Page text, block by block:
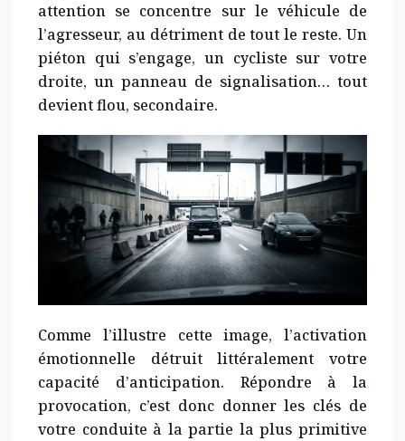
attention se concentre sur le véhicule de
l’agresseur, au détriment de tout le reste. Un
piéton qui s’engage, un cycliste sur votre
droite, un panneau de signalisation… tout
devient flou, secondaire.
Comme l’illustre cette image, l’activation
émotionnelle détruit littéralement votre
capacité d’anticipation. Répondre à la
provocation, c’est donc donner les clés de
votre conduite à la partie la plus primitive